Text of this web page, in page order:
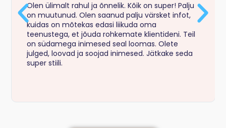
Olen ülimalt rahul ja õnnelik. Kõik on super! Palju
on muutunud. Olen saanud palju värsket infot,
kuidas on mõtekas edasi liikuda oma
teenustega, et jõuda rohkemate klientideni. Teil
on südamega inimesed seal loomas. Olete
julged, loovad ja soojad inimesed. Jätkake seda
super stiili.